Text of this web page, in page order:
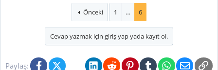
Önceki 1 … 6
Cevap yazmak için giriş yap yada kayıt ol.
Paylaş: FacebookX (Twitter)BlueskyLinkedInRedditPinterestTumblrWhatsApp
E-posta